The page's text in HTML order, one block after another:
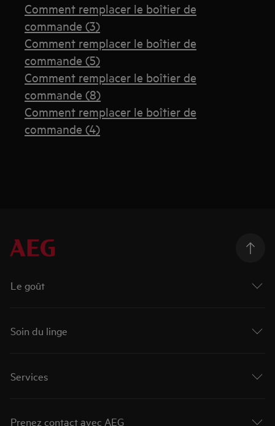
Comment remplacer le boîtier de
commande (3)
Comment remplacer le boîtier de
commande (5)
Comment remplacer le boîtier de
commande (8)
Comment remplacer le boîtier de
commande (4)
Le goût
Soin du linge
Services
Prenez contact avec AEG